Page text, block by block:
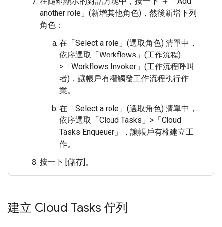
another role」(新增其他角色) ，然後新增下列
角色：
在「Select a role」(選取角色) 清單中，
依序選取「Workflows」(工作流程)
> 「Workflows Invoker」(工作流程呼叫
者) ，讓帳戶有權觸發工作流程執行作
業。
在「Select a role」(選取角色) 清單中，
依序選取「Cloud Tasks」 > 「Cloud
Tasks Enqueuer」
，讓帳戶有權建立工
作。
按一下 [儲存] 。
建立 Cloud Tasks 佇列